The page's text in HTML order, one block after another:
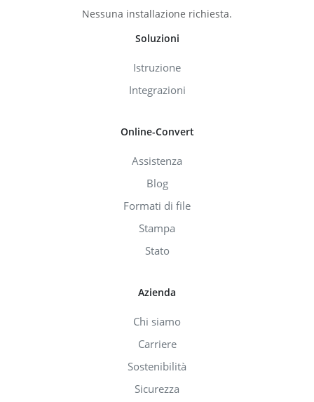
Nessuna installazione richiesta.
Soluzioni
Istruzione
Integrazioni
Online-Convert
Assistenza
Blog
Formati di file
Stampa
Stato
Azienda
Chi siamo
Carriere
Sostenibilità
Sicurezza